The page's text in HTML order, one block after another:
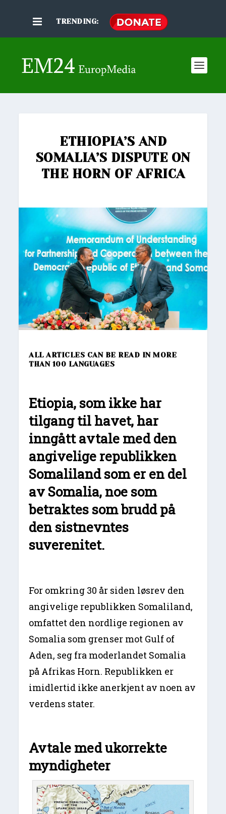
TRENDING:
ETHIOPIA’S AND
SOMALIA’S DISPUTE ON
THE HORN OF AFRICA
ALL ARTICLES CAN BE READ IN MORE
THAN 100 LANGUAGES
Etiopia, som ikke har
tilgang til havet, har
inngått avtale med den
angivelige republikken
Somaliland som er en del
av Somalia, noe som
betraktes som brudd på
den sistnevntes
suverenitet.
For omkring 30 år siden løsrev den
angivelige republikken Somaliland,
omfattet den nordlige regionen av
Somalia som grenser mot Gulf of
Aden, seg fra moderlandet Somalia
på Afrikas Horn. Republikken er
imidlertid ikke anerkjent av noen av
verdens stater.
Avtale med ukorrekte
myndigheter